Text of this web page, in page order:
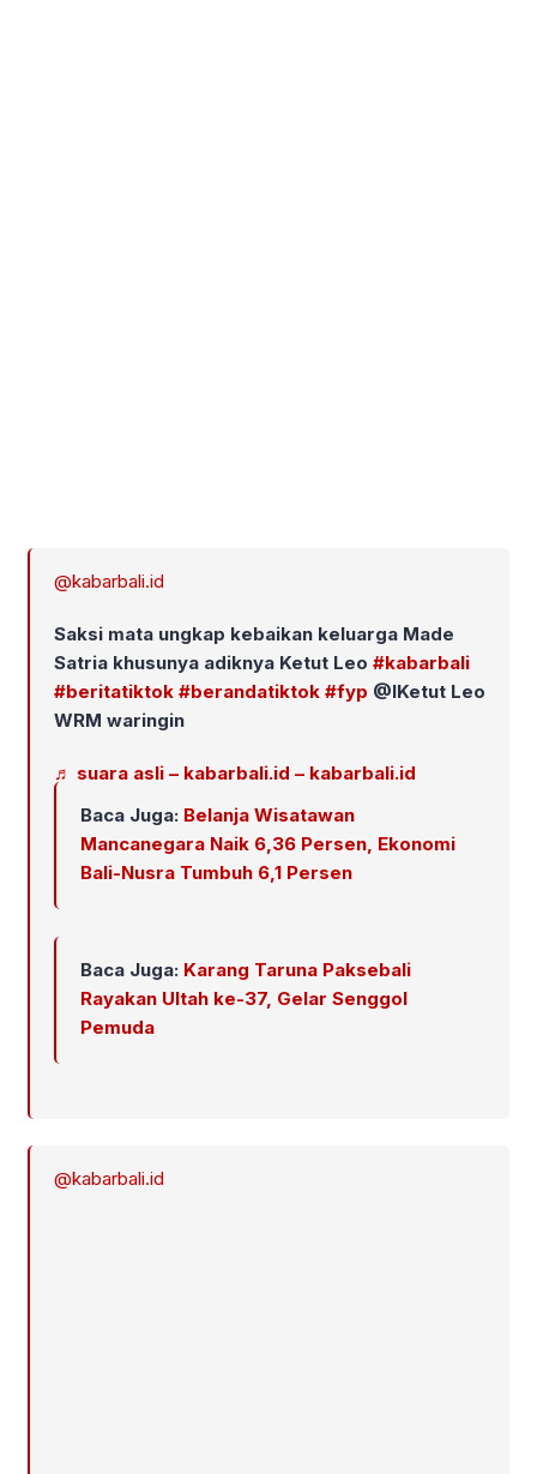
@kabarbali.id
Saksi mata ungkap kebaikan keluarga Made
Satria khusunya adiknya Ketut Leo #kabarbali
#beritatiktok #berandatiktok #fyp @IKetut Leo
WRM waringin
♬ suara asli – kabarbali.id – kabarbali.id
Baca Juga: Belanja Wisatawan
Mancanegara Naik 6,36 Persen, Ekonomi
Bali-Nusra Tumbuh 6,1 Persen
Baca Juga: Karang Taruna Paksebali
Rayakan Ultah ke-37, Gelar Senggol
Pemuda
@kabarbali.id